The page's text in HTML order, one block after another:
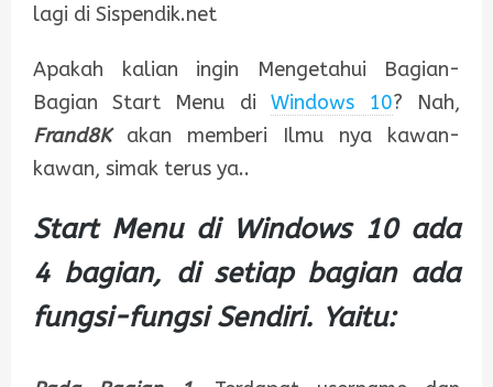
lagi di Sispendik.net
Apakah kalian ingin Mengetahui Bagian-
Bagian Start Menu di Windows 10? Nah,
Frand8Kakan memberi Ilmu nya kawan-
kawan, simak terus ya..
Start Menu di Windows 10 ada
4 bagian, di setiap bagian ada
fungsi-fungsi Sendiri. Yaitu: